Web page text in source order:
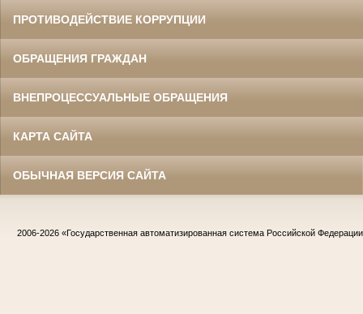
ПРОТИВОДЕЙСТВИЕ КОРРУПЦИИ
ОБРАЩЕНИЯ ГРАЖДАН
ВНЕПРОЦЕССУАЛЬНЫЕ ОБРАЩЕНИЯ
КАРТА САЙТА
ОБЫЧНАЯ ВЕРСИЯ САЙТА
2006-2026 «Государственная автоматизированная система Российской